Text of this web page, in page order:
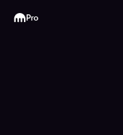
Kraken
Pro